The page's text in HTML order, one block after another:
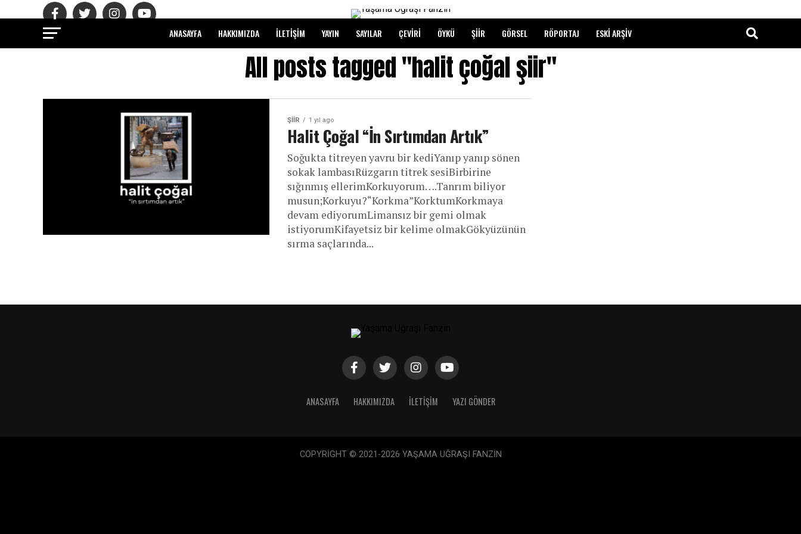
ANASAYFA HAKKIMIZDA İLETIŞIM YAYIN SAYILAR ÇEVIRI ÖYKÜ ŞIIR GÖRSEL RÖPORTAJ ESKI ARŞIV
All posts tagged "halit çoğal şiir"
ŞIIR 1 yıl ago
Halit Çoğal “İn Sırtımdan Artık”
Soğukta titreyen yavru bir kediYanıp yanıp sönen
sokak lambasıRüzgarın titrek sesiBirbirine
sığınmış ellerimKorkuyorum….Tanrım biliyor
musun;Korkuyu?“Korkma”KorktumKorkmaya
devam ediyorumLimansız bir gemi olmak
istiyorumKifayetsiz bir kelime olmakGökyüzünün
sırma saçlarında...
ANASAYFA HAKKIMIZDA İLETIŞIM YAZI GÖNDER
COPYRİGHT © 2021-2026 YAŞAMA UĞRAŞI FANZİN